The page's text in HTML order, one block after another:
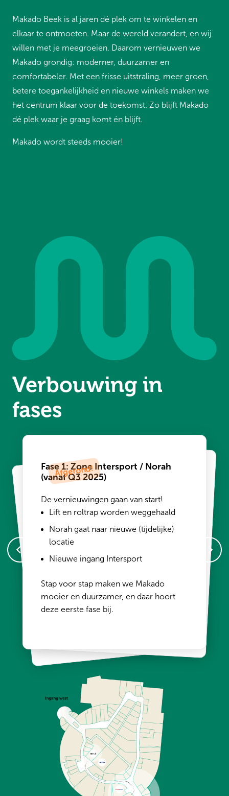
Makado Beek is al jaren dé plek om te winkelen en
elkaar te ontmoeten. Maar de wereld verandert, en wij
willen met je meegroeien. Daarom vernieuwen we
Makado grondig: moderner, duurzamer en
comfortabeler. Met een frisse uitstraling, meer groen,
betere toegankelijkheid en nieuwe winkels maken we
het centrum klaar voor de toekomst. Zo blijft Makado
dé plek waar je graag komt én blijft.
Makado wordt steeds mooier!
Verbouwing in
fases
Fase 1: Zone Intersport / Norah
(vanaf Q3 2025)
De vernieuwingen gaan van start!
Lift en roltrap worden weggehaald
Norah gaat naar nieuwe (tijdelijke)
locatie
Nieuwe ingang Intersport
Stap voor stap maken we Makado
mooier en duurzamer, en daar hoort
deze eerste fase bij.
Fase 2: Entree Oost + Entree West
(vanaf Q1 2026)
De beideentrées wordenvolledig
vernieuwd en krijgen een moderne,
open uitstraling met veel daglicht.
Herontwikkeling entrees
Fase 3: Zone HEMA / KPN +
Parkeerterrein (vanaf Q2 2026)
Nieuwe toiletten op de begane grond
Aanpassingen in het hart van het
Vergroening parkeerplaats
Installatie laadpalen
Nieuwe fietsenstallingen